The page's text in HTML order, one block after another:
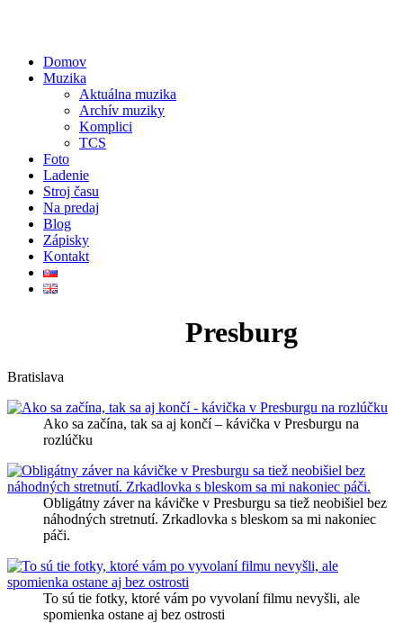
Domov
Muzika
Aktuálna muzika
Archív muziky
Komplici
TCS
Foto
Ladenie
Stroj času
Na predaj
Blog
Zápisky
Kontakt
Presburg
Bratislava
Ako sa začína, tak sa aj končí – kávička v Presburgu na
rozlúčku
Obligátny záver na kávičke v Presburgu sa tiež neobišiel bez
náhodných stretnutí. Zrkadlovka s bleskom sa mi nakoniec
páči.
To sú tie fotky, ktoré vám po vyvolaní filmu nevyšli, ale
spomienka ostane aj bez ostrosti